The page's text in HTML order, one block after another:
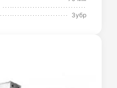
Зубр